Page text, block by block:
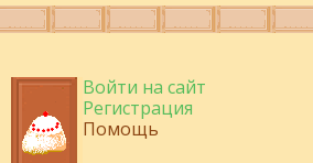
Войти на сайт
Регистрация
Помощь